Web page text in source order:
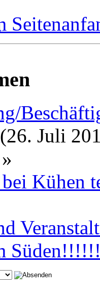
(26. Juli
»
Kühen